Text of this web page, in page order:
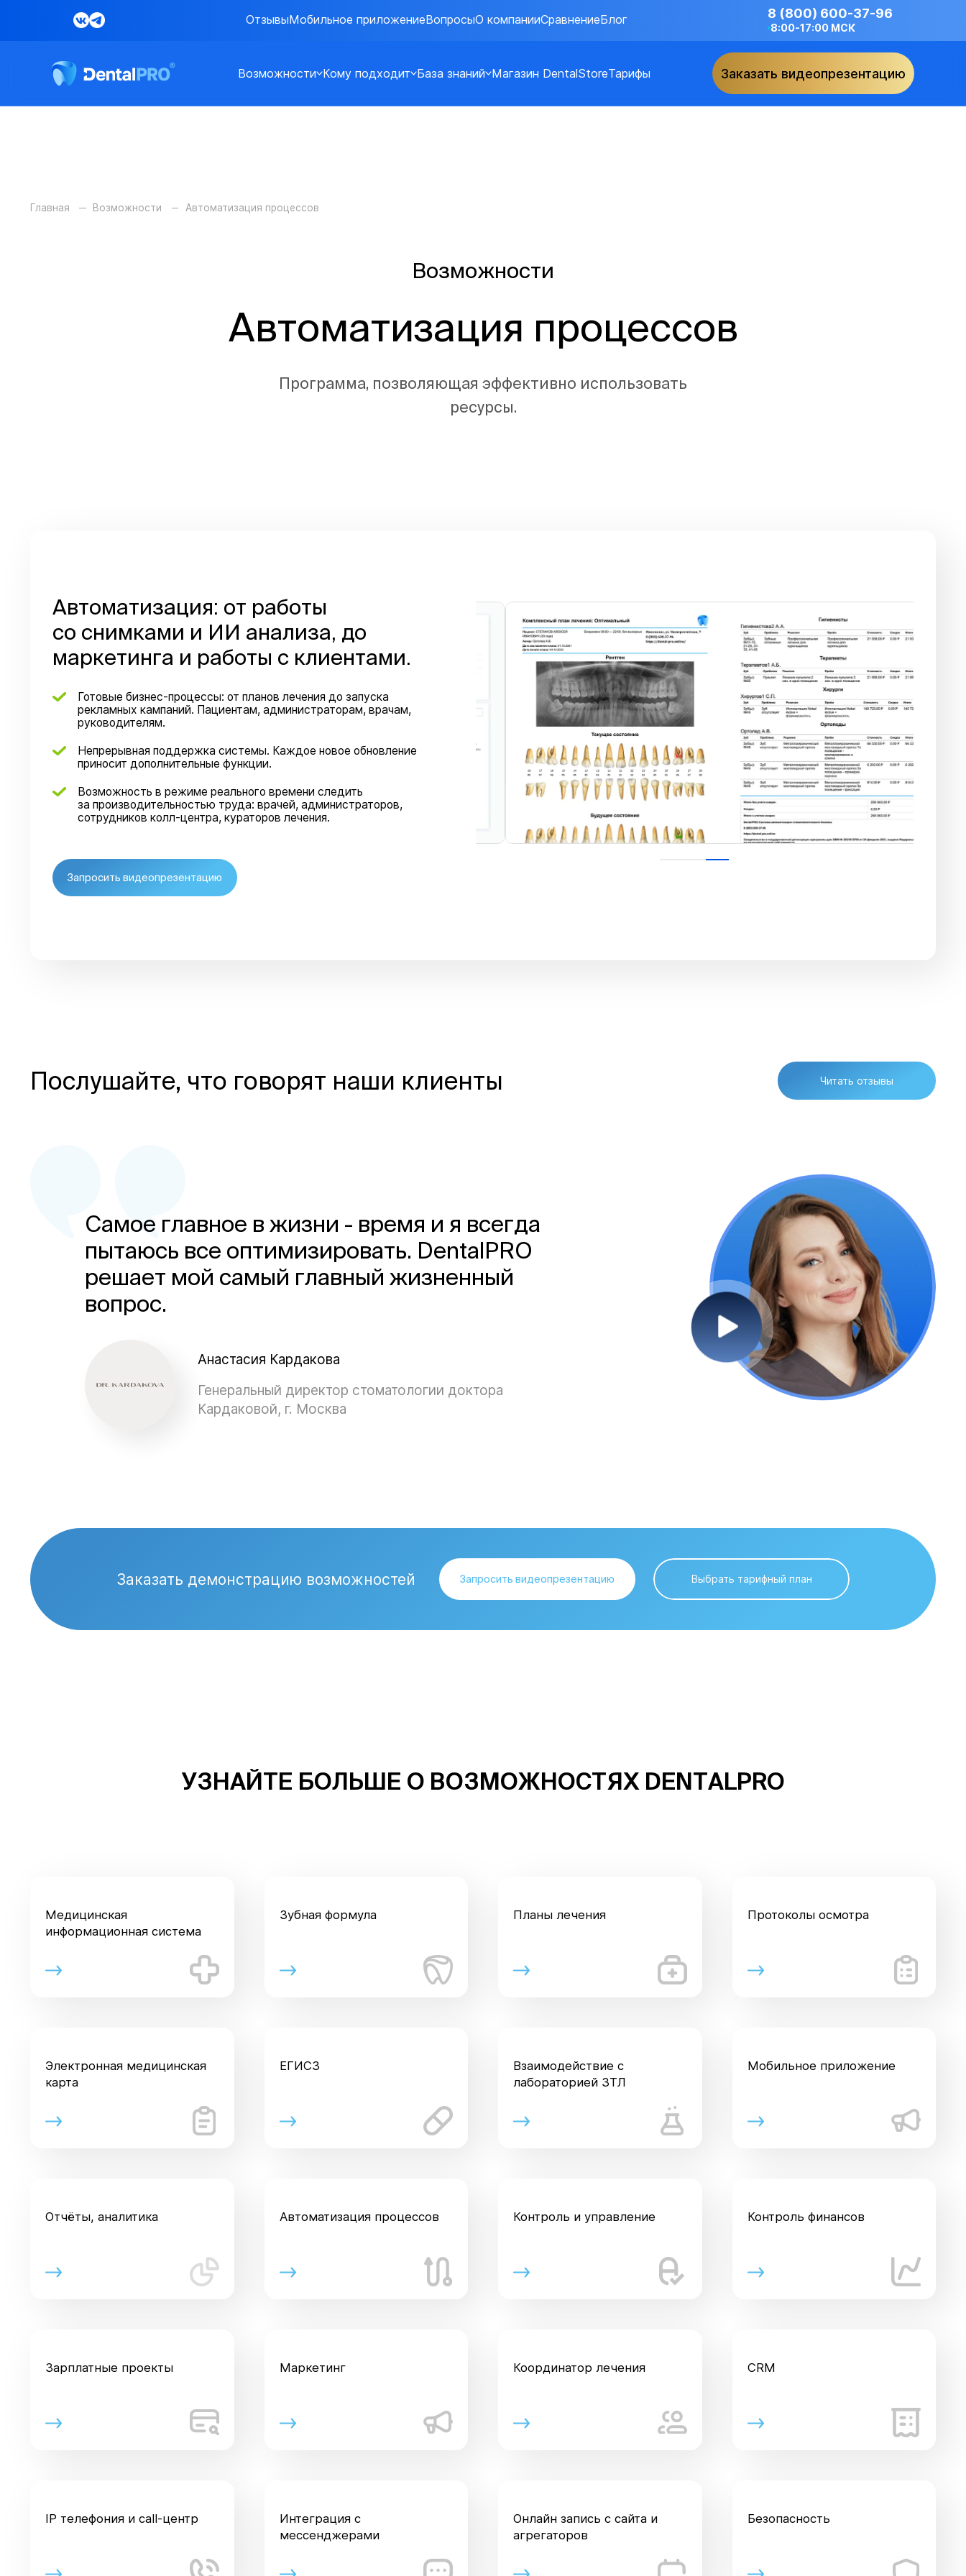
ОтзывыМобильное приложениеВопросыО компанииСравнениеБлог 8 (800) 600-37-96
8:00-17:00 МСК
Возможности Кому подходит База знаний Магазин DentalStoreТарифы Заказать видеопрезентацию
Главная Возможности Автоматизация процессов
Возможности
Автоматизация процессов
Программа, позволяющая эффективно использовать
ресурсы.
Автоматизация: от работы
со снимками и ИИ анализа, до
маркетинга и работы с клиентами.
Готовые бизнес-процессы: от планов лечения до запуска
рекламных кампаний. Пациентам, администраторам, врачам,
руководителям.
Непрерывная поддержка системы. Каждое новое обновление
приносит дополнительные функции.
Возможность в режиме реального времени следить
за производительностью труда: врачей, администраторов,
сотрудников колл-центра, кураторов лечения.
Запросить видеопрезентацию
Послушайте, что говорят наши клиенты Читать отзывы
Самое главное в жизни - время и я всегда
пытаюсь все оптимизировать. DentalPRO
решает мой самый главный жизненный
вопрос.
Анастасия Кардакова
Генеральный директор стоматологии доктора
Кардаковой, г. Москва
Заказать демонстрацию возможностей Запросить видеопрезентацию Выбрать тарифный план
УЗНАЙТЕ БОЛЬШЕ О ВОЗМОЖНОСТЯХ DENTALPRO
Медицинская
информационная система
Зубная формула Планы лечения Протоколы осмотра
Электронная медицинская
карта
ЕГИСЗ
Взаимодействие с
лабораторией ЗТЛ
Мобильное приложение
Отчёты, аналитика Автоматизация процессов Контроль и управление Контроль финансов
Зарплатные проекты Маркетинг Координатор лечения CRM
IP телефония и call-центр
Интеграция с
мессенджерами
Онлайн запись с сайта и
агрегаторов
Безопасность